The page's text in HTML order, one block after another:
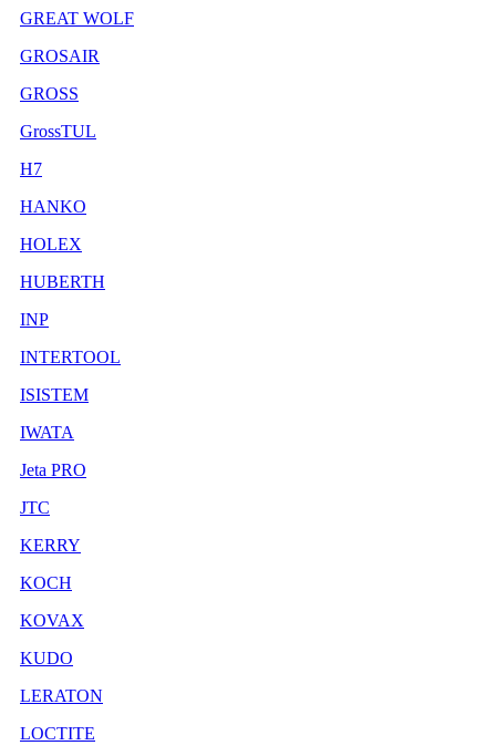
GREAT WOLF
GROSAIR
GROSS
GrossTUL
H7
HANKO
HOLEX
HUBERTH
INP
INTERTOOL
ISISTEM
IWATA
Jeta PRO
JTC
KERRY
KOCH
KOVAX
KUDO
LERATON
LOCTITE